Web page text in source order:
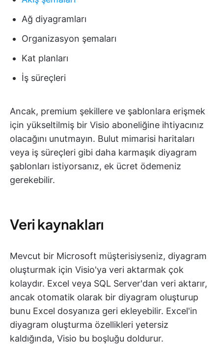
Ağ diyagramları
Organizasyon şemaları
Kat planları
İş süreçleri
Ancak, premium şekillere ve şablonlara erişmek
için yükseltilmiş bir Visio aboneliğine ihtiyacınız
olacağını unutmayın. Bulut mimarisi haritaları
veya iş süreçleri gibi daha karmaşık diyagram
şablonları istiyorsanız, ek ücret ödemeniz
gerekebilir.
Veri kaynakları
Mevcut bir Microsoft müşterisiyseniz, diyagram
oluşturmak için Visio'ya veri aktarmak çok
kolaydır. Excel veya SQL Server'dan veri aktarır,
ancak otomatik olarak bir diyagram oluşturup
bunu Excel dosyanıza geri ekleyebilir. Excel'in
diyagram oluşturma özellikleri yetersiz
kaldığında, Visio bu boşluğu doldurur.